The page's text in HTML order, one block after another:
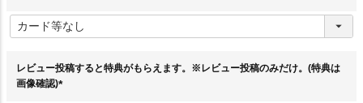
必
須
レビュー投稿すると特典がもらえます。※レビュー投稿のみだけ。(特典は
画像確認)